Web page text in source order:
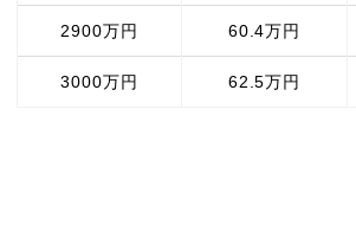
2900万円 60.4万円
3000万円 62.5万円